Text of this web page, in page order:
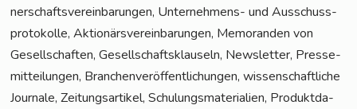
ner­schafts­ver­ein­ba­run­gen, Unter­neh­mens- und Aus­schuss­
pro­to­kol­le, Aktio­närs­ver­ein­ba­run­gen, Memo­ran­den von
Gesell­schaf­ten, Gesell­schafts­klau­seln, News­let­ter, Pres­se­
mit­tei­lun­gen, Bran­chen­ver­öf­fent­li­chun­gen, wis­sen­schaft­li­che
Jour­na­le, Zei­tungs­ar­ti­kel, Schu­lungs­ma­te­ria­li­en, Pro­dukt­da­